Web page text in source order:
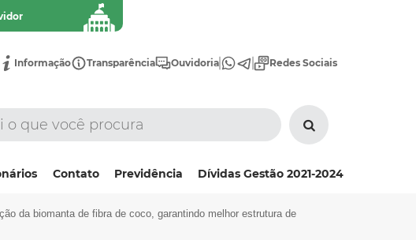
Informação Transparência Ouvidoria Redes Sociais
Contato Previdência Dívidas Gestão 2021-2024
da biomanta de fibra de coco, garantindo melhor estrutura de